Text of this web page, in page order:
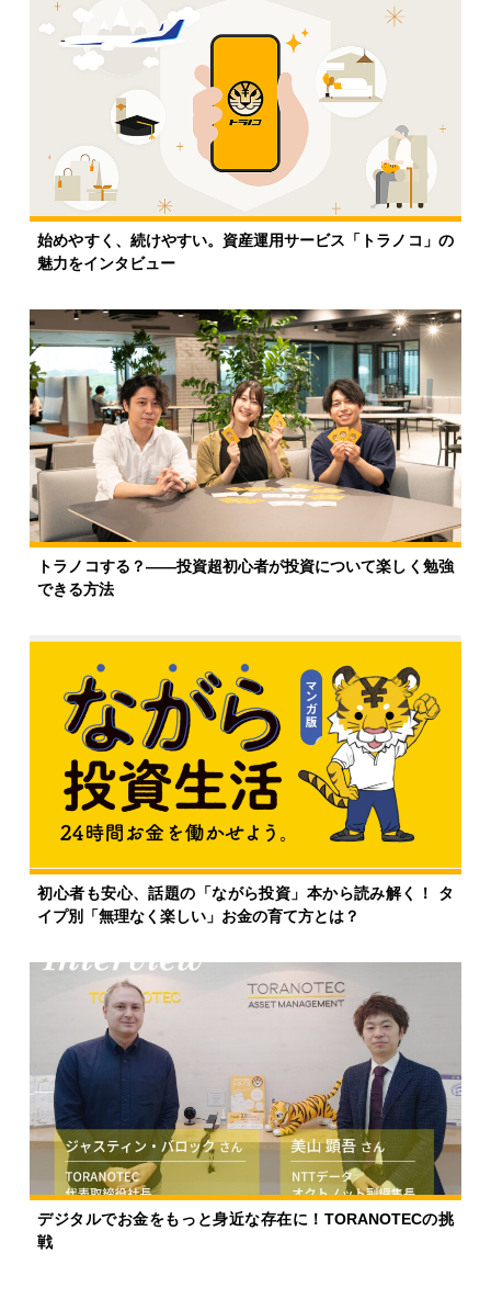
始めやすく、続けやすい。資産運用サービス「トラノコ」の
魅力をインタビュー
トラノコする？――投資超初心者が投資について楽しく勉強
できる方法
初心者も安心、話題の「ながら投資」本から読み解く！ タ
イプ別「無理なく楽しい」お金の育て方とは？
デジタルでお金をもっと身近な存在に！TORANOTECの挑
戦